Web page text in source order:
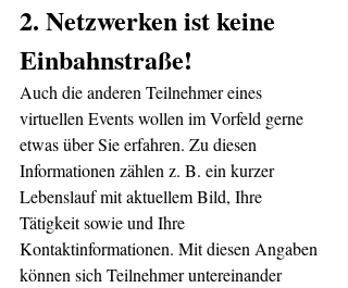
2. Netzwerken ist keine
Einbahnstraße!
Auch die anderen Teilnehmer eines
virtuellen Events wollen im Vorfeld gerne
etwas über Sie erfahren. Zu diesen
Informationen zählen z. B. ein kurzer
Lebenslauf mit aktuellem Bild, Ihre
Tätigkeit sowie und Ihre
Kontaktinformationen. Mit diesen Angaben
können sich Teilnehmer untereinander